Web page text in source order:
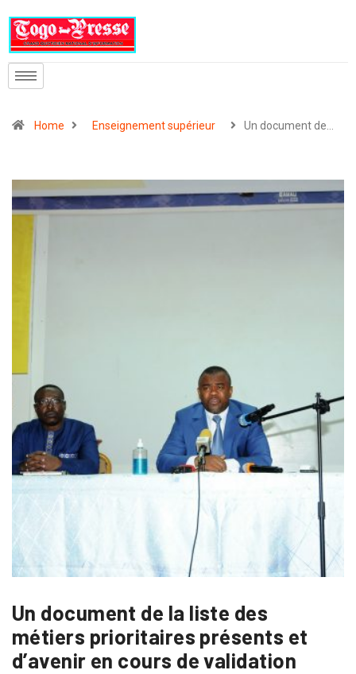
Home Enseignement supérieur Un document de…
Un document de la liste des
métiers prioritaires présents et
d’avenir en cours de validation